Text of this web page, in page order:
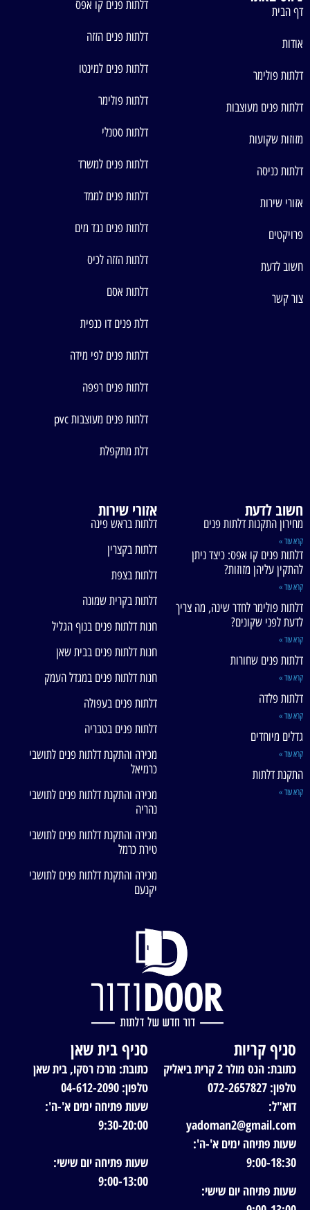
דף הבית
אודות
דלתות פולימר
דלתות פנים מעוצבות
מזוזות שקועות
דלתות כניסה
אזורי שירות
פרויקטים
חשוב לדעת
צור קשר
דלתות פנים קו אפס
דלתות פנים הזזה
דלתות פנים למינטו
דלתות פולימר
דלתות סטנלי
דלתות פנים למשרד
דלתות פנים לממד
דלתות פנים נגד מים
דלתות הזזה לכיס
דלתות אסם
דלת פנים דו כנפית
דלתות פנים לפי מידה
דלתות פנים רפפה
דלתות פנים מעוצבות pvc
דלת מתקפלת
חשוב לדעת
מחירון התקנות דלתות פנים
קרא עוד »
דלתות פנים קו אפס: כיצד ניתן
להתקין עליהן מזוזות?
קרא עוד »
דלתות פולימר לחדר שינה, מה צריך
לדעת לפני שקונים?
קרא עוד »
דלתות פנים שחורות
קרא עוד »
דלתות פלדה
קרא עוד »
גדלים מיוחדים
קרא עוד »
התקנת דלתות
קרא עוד »
אזורי שירות
דלתות בראש פינה
דלתות בקצרין
דלתות בצפת
דלתות בקרית שמונה
חנות דלתות פנים בנוף הגליל
חנות דלתות פנים בבית שאן
חנות דלתות פנים במגדל העמק
דלתות פנים בעפולה
דלתות פנים בטבריה
מכירה והתקנת דלתות פנים לתושבי
כרמיאל
מכירה והתקנת דלתות פנים לתושבי
נהריה
מכירה והתקנת דלתות פנים לתושבי
טירת כרמל
מכירה והתקנת דלתות פנים לתושבי
יקנעם
סניף קריות
כתובת: הנס מולר 2 קרית ביאליק
טלפון: 072-2657827
דוא"ל:
yadoman2@gmail.com
שעות פתיחה ימים א'-ה':
9:00-18:30
שעות פתיחה יום שישי:
סניף בית שאן
כתובת: מרכז רסקו, בית שאן
טלפון: 04-612-2090
שעות פתיחה ימים א'-ה':
9:30-20:00
שעות פתיחה יום שישי:
9:00-13:00